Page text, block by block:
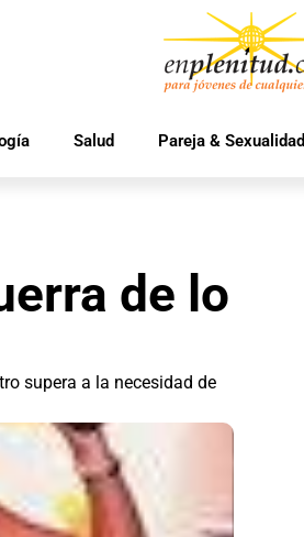
Salud Pareja & Sexualidad
de lo
supera a la necesidad de